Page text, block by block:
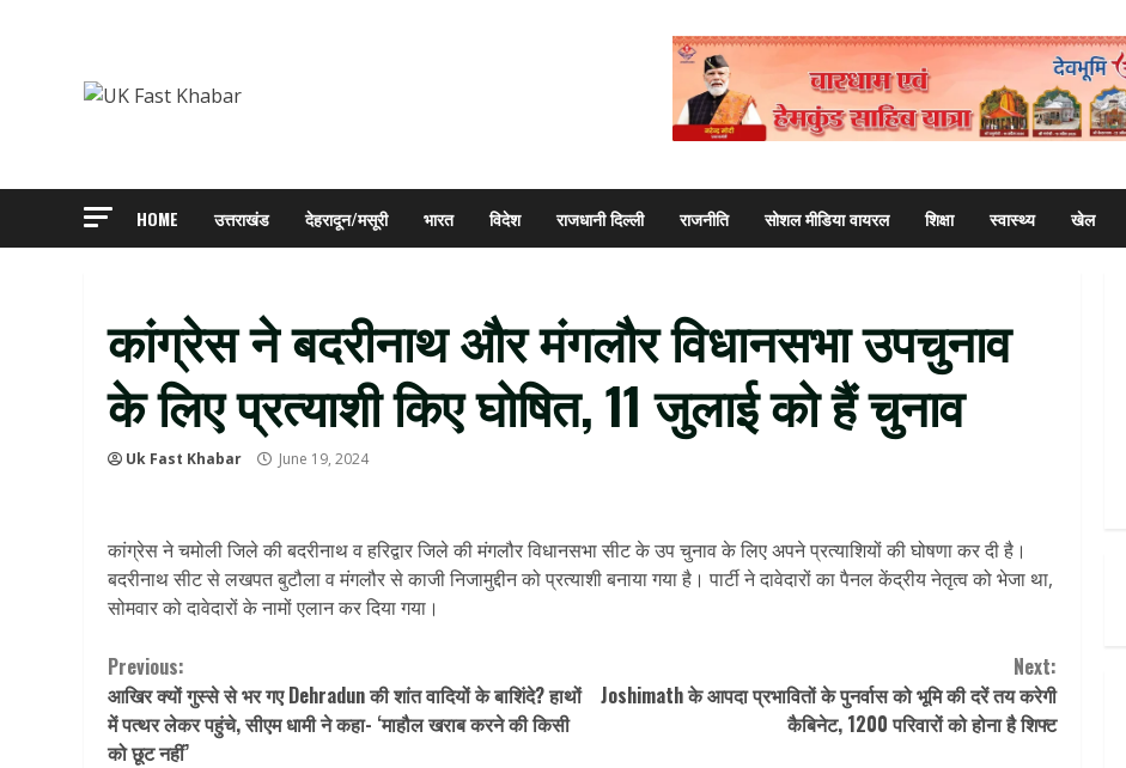
HOME उत्तराखंड देहरादून/मसूरी भारत विदेश राजधानी दिल्ली राजनीति सोशल मीडिया वायरल शिक्षा स्वास्थ्य खेल
कांग्रेस ने बदरीनाथ और मंगलौर विधानसभा उपचुनाव
के लिए प्रत्याशी किए घोषित, 11 जुलाई को हैं चुनाव
Uk Fast Khabar June 19, 2024
कांग्रेस ने चमोली जिले की बदरीनाथ व हरिद्वार जिले की मंगलौर विधानसभा सीट के उप चुनाव के लिए अपने प्रत्याशियों की घोषणा कर दी है।
बदरीनाथ सीट से लखपत बुटौला व मंगलौर से काजी निजामुद्दीन को प्रत्याशी बनाया गया है। पार्टी ने दावेदारों का पैनल केंद्रीय नेतृत्व को भेजा था,
सोमवार को दावेदारों के नामों एलान कर दिया गया।
Continue
Reading
Previous:
आखिर क्‍यों गुस्‍से से भर गए Dehradun की शांत वादियों के बाशिंदे? हाथों
में पत्‍थर लेकर पहुंचे, सीएम धामी ने कहा- ‘माहौल खराब करने की किसी
को छूट नहीं’
Next:
Joshimath के आपदा प्रभावितों के पुनर्वास को भूमि की दरें तय करेगी
कैबिनेट, 1200 परिवारों को होना है शिफ्ट